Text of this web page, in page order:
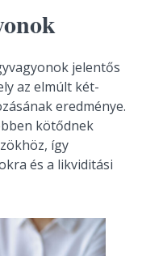
jelentős
az elmúlt két-
eredménye.
kötődnek
így
és a likviditási